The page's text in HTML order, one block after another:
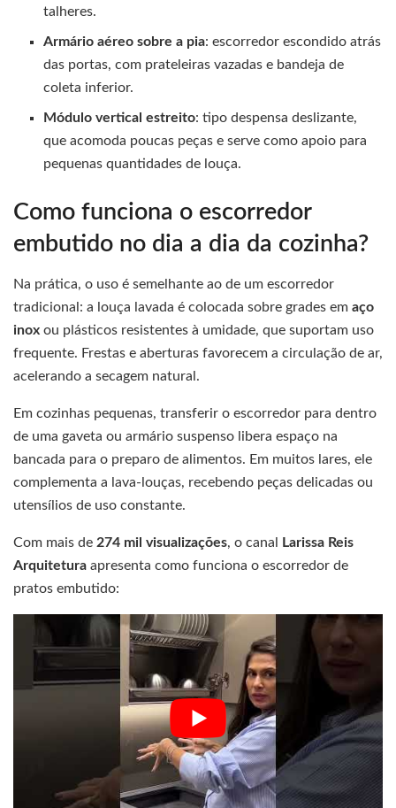
talheres.
Armário aéreo sobre a pia: escorredor escondido atrás
das portas, com prateleiras vazadas e bandeja de
coleta inferior.
Módulo vertical estreito: tipo despensa deslizante,
que acomoda poucas peças e serve como apoio para
pequenas quantidades de louça.
Como funciona o escorredor
embutido no dia a dia da cozinha?
Na prática, o uso é semelhante ao de um escorredor
tradicional: a louça lavada é colocada sobre grades em aço
inox ou plásticos resistentes à umidade, que suportam uso
frequente. Frestas e aberturas favorecem a circulação de ar,
acelerando a secagem natural.
Em cozinhas pequenas, transferir o escorredor para dentro
de uma gaveta ou armário suspenso libera espaço na
bancada para o preparo de alimentos. Em muitos lares, ele
complementa a lava-louças, recebendo peças delicadas ou
utensílios de uso constante.
Com mais de 274 mil visualizações, o canal
Larissa Reis
Arquitetura apresenta como funciona o escorredor de
pratos embutido: